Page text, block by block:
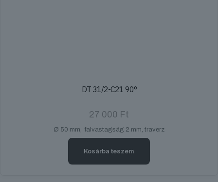
DT 31/2-C21 90°
27 000 Ft
Ø 50 mm, falvastagság 2 mm, traverz
Kosárba teszem